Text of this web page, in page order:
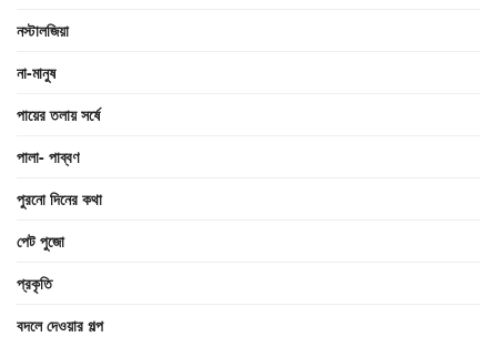
নস্টালজিয়া
না-মানুষ
পায়ের তলায় সর্ষে
পালা- পাব্বণ
পুরনো দিনের কথা
পেট পুজো
প্রকৃতি
বদলে দেওয়ার গল্প